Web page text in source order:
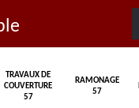
TRAVAUX DE
COUVERTURE
57
RAMONAGE
57